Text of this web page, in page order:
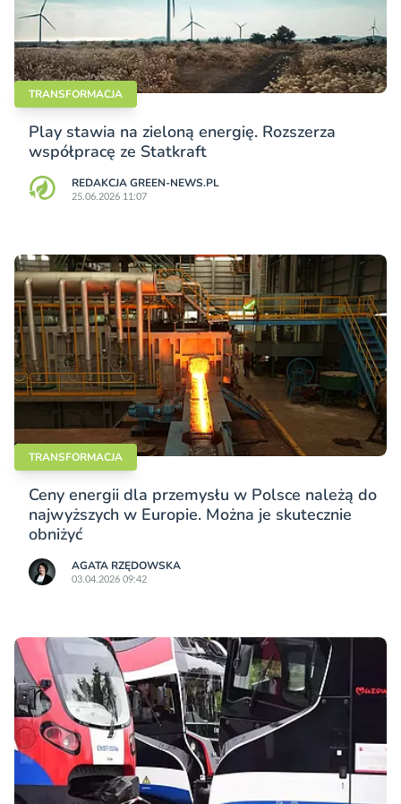
TRANSFORMACJA
Play stawia na zieloną energię. Rozszerza
współpracę ze Statkraft
REDAKCJA GREEN-NEWS.PL
25.06.2026 11:07
TRANSFORMACJA
Ceny energii dla przemysłu w Polsce należą do
najwyższych w Europie. Można je skutecznie
obniżyć
AGATA RZĘDOWSKA
03.04.2026 09:42